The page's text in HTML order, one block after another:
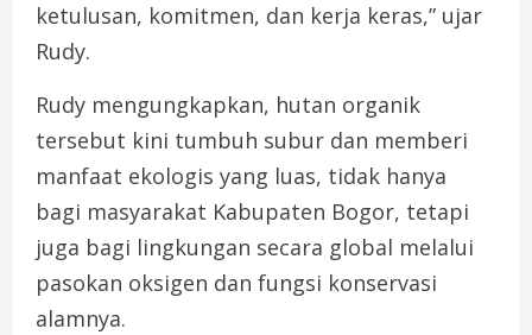
ketulusan, komitmen, dan kerja keras,” ujar
Rudy.
Rudy mengungkapkan, hutan organik
tersebut kini tumbuh subur dan memberi
manfaat ekologis yang luas, tidak hanya
bagi masyarakat Kabupaten Bogor, tetapi
juga bagi lingkungan secara global melalui
pasokan oksigen dan fungsi konservasi
alamnya.